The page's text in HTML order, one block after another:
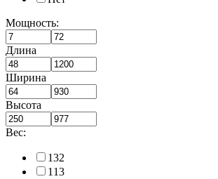
Мощность:
Длина
Ширина
Высота
Вес:
132
113